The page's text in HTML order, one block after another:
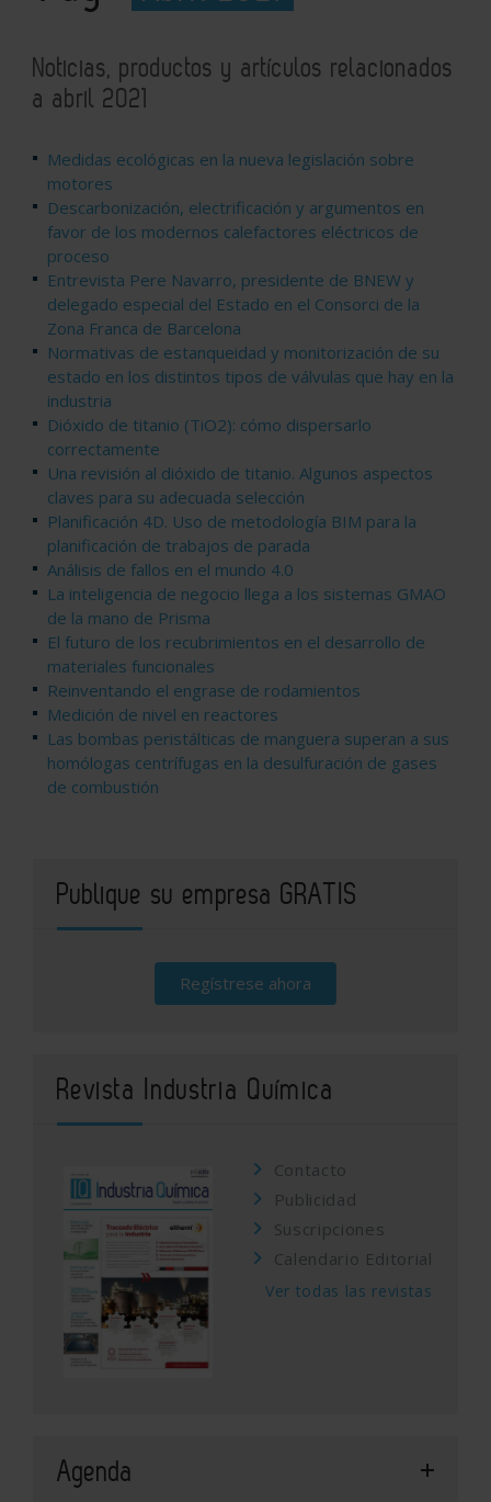
Noticias, productos y artículos relacionados
a abril 2021
Medidas ecológicas en la nueva legislación sobre
motores
Descarbonización, electrificación y argumentos en
favor de los modernos calefactores eléctricos de
proceso
Entrevista Pere Navarro, presidente de BNEW y
delegado especial del Estado en el Consorci de la
Zona Franca de Barcelona
Normativas de estanqueidad y monitorización de su
estado en los distintos tipos de válvulas que hay en la
industria
Dióxido de titanio (TiO2): cómo dispersarlo
correctamente
Una revisión al dióxido de titanio. Algunos aspectos
claves para su adecuada selección
Planificación 4D. Uso de metodología BIM para la
planificación de trabajos de parada
Análisis de fallos en el mundo 4.0
La inteligencia de negocio llega a los sistemas GMAO
de la mano de Prisma
El futuro de los recubrimientos en el desarrollo de
materiales funcionales
Reinventando el engrase de rodamientos
Medición de nivel en reactores
Las bombas peristálticas de manguera superan a sus
homólogas centrífugas en la desulfuración de gases
de combustión
Publique su empresa GRATIS
Regístrese ahora
Revista Industria Química
Contacto
Publicidad
Suscripciones
Calendario Editorial
Ver todas las revistas
Agenda